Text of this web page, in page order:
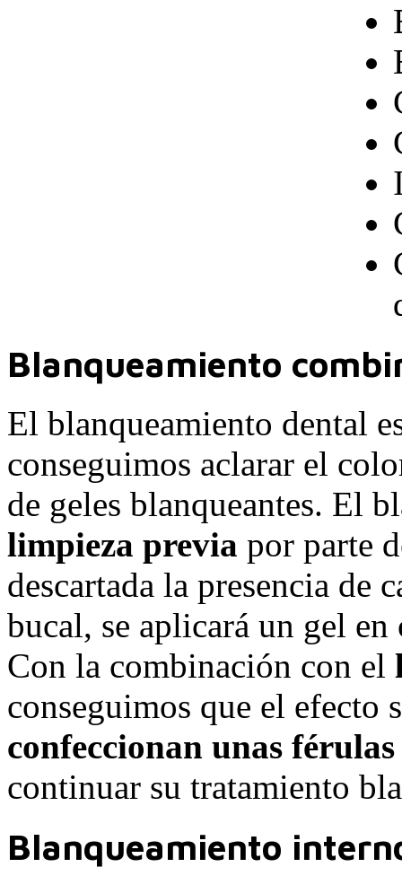
Blanqueamiento
El blanqueamiento dental
conseguimos aclarar el
de geles blanqueantes. El
limpieza previa por parte
descartada la presencia de
bucal, se aplicará un gel
Con la combinación con el
conseguimos que el
confeccionan unas férulas
continuar su tratamiento
Blanqueamiento